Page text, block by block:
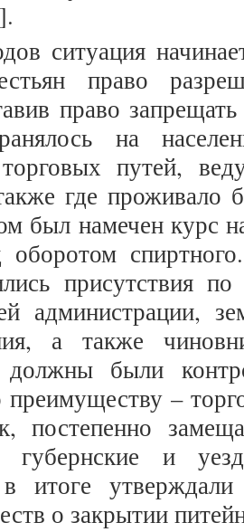
ситуация
право
право
на
путей,
где проживало
был намечен курс
оборотом
присутствия
администрации,
а также
должны были
преимуществу –
постепенно
губернские и
в итоге
о закрытии